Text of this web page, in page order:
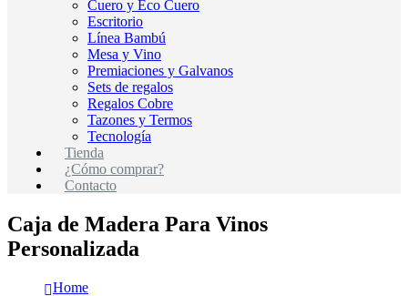
Cuero y Eco Cuero
Escritorio
Línea Bambú
Mesa y Vino
Premiaciones y Galvanos
Sets de regalos
Regalos Cobre
Tazones y Termos
Tecnología
Tienda
¿Cómo comprar?
Contacto
Caja de Madera Para Vinos
Personalizada
Home